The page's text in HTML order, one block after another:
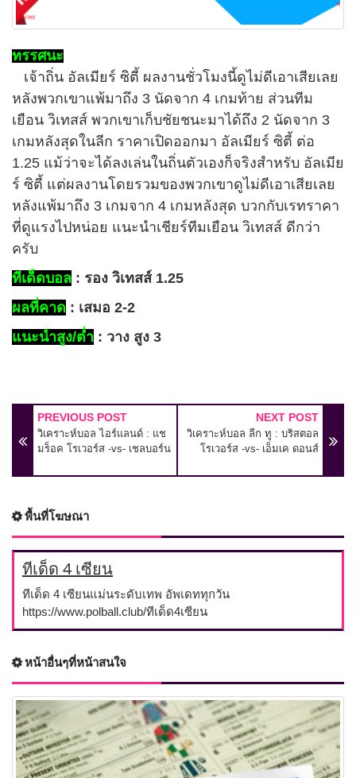
ทรรศนะ
เจ้าถิ่น อัลเมียร์ ซิตี้ ผลงานชั่วโมงนี้ดูไม่ดีเอาเสียเลย
หลังพวกเขาแพ้มาถึง 3 นัดจาก 4 เกมท้าย ส่วนทีม
เยือน วิเทสส์ พวกเขาเก็บชัยชนะมาได้ถึง 2 นัดจาก 3
เกมหลังสุดในลีก ราคาเปิดออกมา อัลเมียร์ ซิตี้ ต่อ
1.25 แม้ว่าจะได้ลงเล่นในถิ่นตัวเองก็จริงสำหรับ อัลเมีย
ร์ ซิตี้ แต่ผลงานโดยรวมของพวกเขาดูไม่ดีเอาเสียเลย
หลังแพ้มาถึง 3 เกมจาก 4 เกมหลังสุด บวกกับเรทราคา
ที่ดูแรงไปหน่อย แนะนำเชียร์ทีมเยือน วิเทสส์ ดีกว่า
ครับ
ทีเด็ดบอล : รอง วิเทสส์ 1.25
ผลที่คาด : เสมอ 2-2
แนะนำสูง/ต่ำ : วาง สูง 3
PREVIOUS POST
วิเคราะห์บอล ไอร์แลนด์ : แช
มร็อค โรเวอร์ส -vs- เชลบอร์น
NEXT POST
วิเคราะห์บอล ลีก ทู : บริสตอล
โรเวอร์ส -vs- เอ็มเค ดอนส์
พื้นที่โฆษณา
ทีเด็ด 4 เซียน
ทีเด็ด 4 เซียนแม่นระดับเทพ อัพเดททุกวัน
https://www.polball.club/ทีเด็ด4เซียน
หน้าอื่นๆที่หน้าสนใจ